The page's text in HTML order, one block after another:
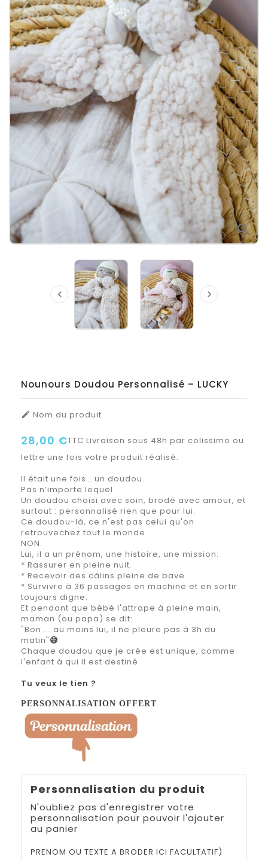

 
Nounours Doudou Personnalisé – LUCKY
 Nom du produit
28,00 €TTC Livraison sous 48h par colissimo ou
lettre une fois votre produit réalisé.
Il était une fois… un doudou.
Pas n’importe lequel.
Un doudou choisi avec soin, brodé avec amour, et
surtout : personnalisé rien que pour lui.
Ce doudou-là, ce n'est pas celui qu'on
retrouvechez tout le monde.
NON.
Lui, il a un prénom, une histoire, une mission:
* Rassurer en pleine nuit.
* Recevoir des câlins pleine de bave.
* Survivre à 36 passages en machine et en sortir
toujours digne.
Et pendant que bébé l'attrape à pleine main,
maman (ou papa) se dit:
"Bon ... au moins lui, il ne pleure pas à 3h du
matin"😅
Chaque doudou que je crée est unique, comme
l'enfant à qui il est destiné.
Tu veux le tien ?
PERSONNALISATION OFFERT
Personnalisation du produit
N'oubliez pas d'enregistrer votre
personnalisation pour pouvoir l'ajouter
au panier
PRENOM OU TEXTE A BRODER ICI FACULTATIF)